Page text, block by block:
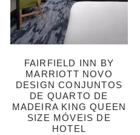
FAIRFIELD INN BY
MARRIOTT NOVO
DESIGN CONJUNTOS
DE QUARTO DE
MADEIRA KING QUEEN
SIZE MÓVEIS DE
HOTEL